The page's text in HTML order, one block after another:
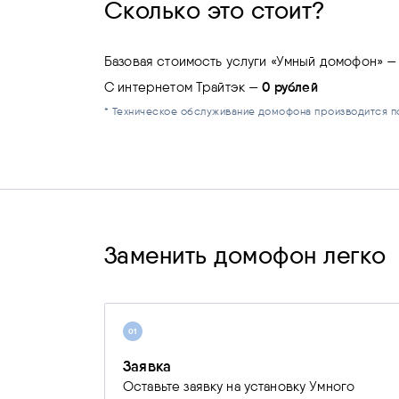
Сколько это стоит?
Базовая стоимость услуги «Умный домофон»
C интернетом Трайтэк —0 рублей
* Техническое обслуживание домофона производится
Заменить домофон легко
01
Заявка
Оставьте заявку на установку Умного